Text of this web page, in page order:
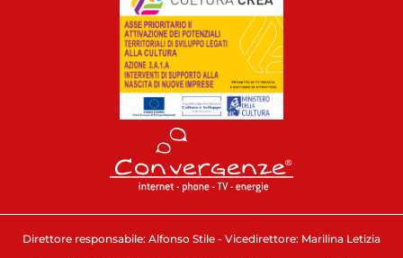
Direttore responsabile: Alfonso Stile - Vicedirettore: Marilina Letizia